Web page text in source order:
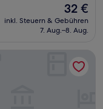
Der
Preis
beträgt
32 €
inkl. Steuern & Gebühren
7. Aug.–8. Aug.